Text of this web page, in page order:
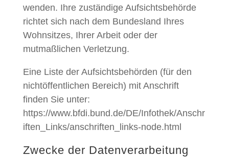
wenden. Ihre zuständige Aufsichtsbehörde
richtet sich nach dem Bundesland Ihres
Wohnsitzes, Ihrer Arbeit oder der
mutmaßlichen Verletzung.
Eine Liste der Aufsichtsbehörden (für den
nichtöffentlichen Bereich) mit Anschrift
finden Sie unter:
https://www.bfdi.bund.de/DE/Infothek/Anschr
iften_Links/anschriften_links-node.html
Zwecke der Datenverarbeitung